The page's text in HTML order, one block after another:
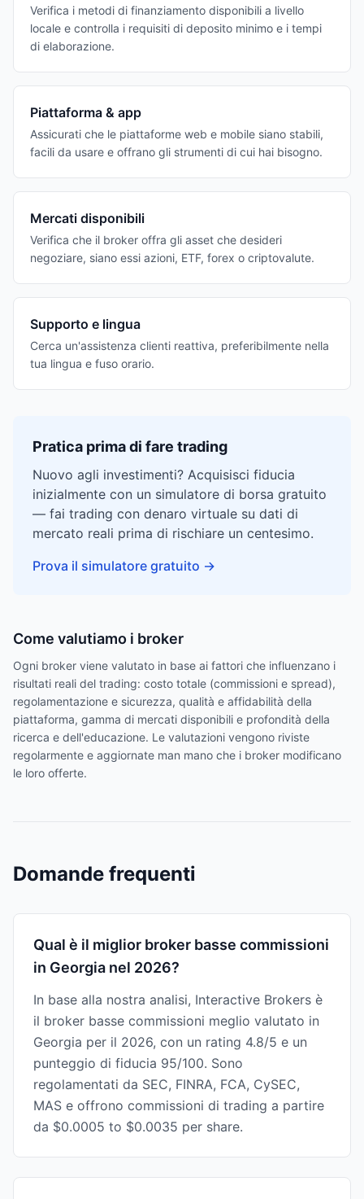
Verifica i metodi di finanziamento disponibili a livello
locale e controlla i requisiti di deposito minimo e i tempi
di elaborazione.
Piattaforma & app
Assicurati che le piattaforme web e mobile siano stabili,
facili da usare e offrano gli strumenti di cui hai bisogno.
Mercati disponibili
Verifica che il broker offra gli asset che desideri
negoziare, siano essi azioni, ETF, forex o criptovalute.
Supporto e lingua
Cerca un'assistenza clienti reattiva, preferibilmente nella
tua lingua e fuso orario.
Pratica prima di fare trading
Nuovo agli investimenti? Acquisisci fiducia
inizialmente con un simulatore di borsa gratuito
— fai trading con denaro virtuale su dati di
mercato reali prima di rischiare un centesimo.
Prova il simulatore gratuito →
Come valutiamo i broker
Ogni broker viene valutato in base ai fattori che influenzano i
risultati reali del trading: costo totale (commissioni e spread),
regolamentazione e sicurezza, qualità e affidabilità della
piattaforma, gamma di mercati disponibili e profondità della
ricerca e dell'educazione. Le valutazioni vengono riviste
regolarmente e aggiornate man mano che i broker modificano
le loro offerte.
Domande frequenti
Qual è il miglior broker basse commissioni
in Georgia nel 2026?
In base alla nostra analisi, Interactive Brokers è
il broker basse commissioni meglio valutato in
Georgia per il 2026, con un rating 4.8/5 e un
punteggio di fiducia 95/100. Sono
regolamentati da SEC, FINRA, FCA, CySEC,
MAS e offrono commissioni di trading a partire
da $0.0005 to $0.0035 per share.